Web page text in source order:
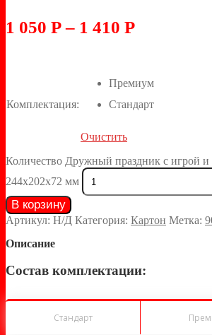
1 050 Р– 1 410 Р
Комплектация:
Премиум
Стандарт
Очистить
Количество Дружный праздник с игрой
244х202х72 мм
В корзину
Артикул: Н/Д Категория: Картон Метка:
Описание
Состав комплектации:
Стандарт